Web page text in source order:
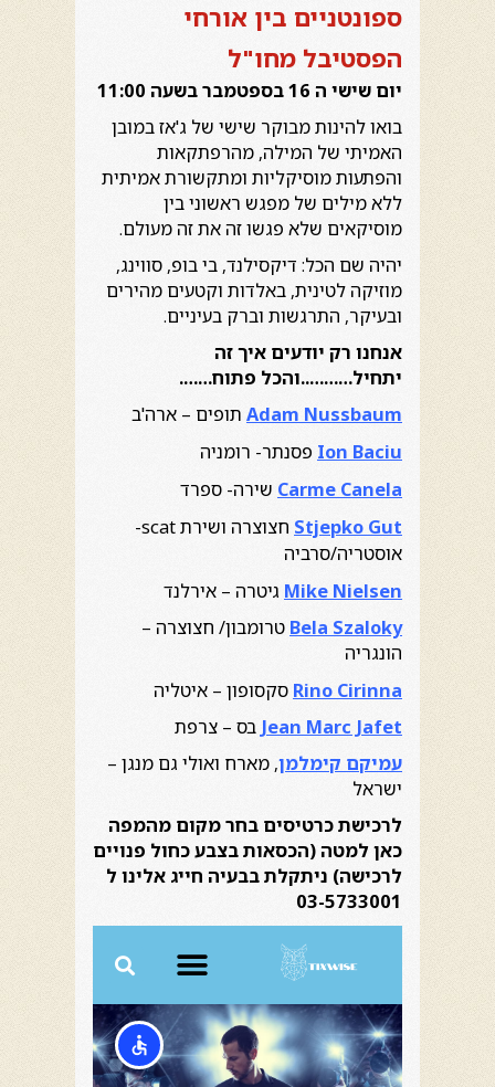
ספונטניים בין אורחי
הפסטיבל מחו"ל
יום שישי ה 16 בספטמבר בשעה 11:00
בואו להינות מבוקר שישי של ג'אז במובן
האמיתי של המילה, מהרפתקאות
והפתעות מוסיקליות ומתקשורת אמיתית
ללא מילים של מפגש ראשוני בין
מוסיקאים שלא פגשו זה את זה מעולם.
יהיה שם הכל: דיקסילנד, בי בופ, סווינג,
מוזיקה לטינית, באלדות וקטעים מהירים
ובעיקר, התרגשות וברק בעיניים.
אנחנו רק יודעים איך זה
יתחיל………..והכל פתוח…….
Adam Nussbaum תופים – ארה'ב
Ion Baciu פסנתר- רומניה
Carme Canela שירה- ספרד
Stjepko Gut
חצוצרה ושירת scat-
אוסטריה/סרביה
Mike Nielsen גיטרה – אירלנד
Bela Szaloky טרומבון/ חצוצרה –
הונגריה
Rino Cirinna סקסופון – איטליה
Jean Marc Jafet בס – צרפת
עמיקם קימלמן, מארח ואולי גם מנגן –
ישראל
לרכישת כרטיסים בחר מקום מהמפה
כאן למטה (הכסאות בצבע כחול פנויים
לרכישה) ניתקלת בבעיה חייג אלינו ל
03-5733001